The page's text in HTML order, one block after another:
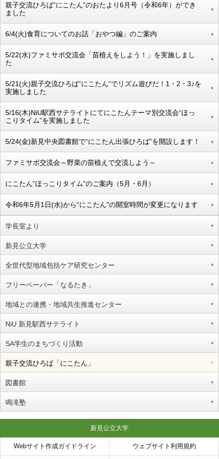
学長室より
新見公立大学
全世代型地域包括ケア研究センター
フリーペーパー「なるたき」
地域との連携・地域共生推進センター
NiU 新見駅西サテライト
SA学生のまちづくり活動
親子交流ひろば「にこたん」
図書館
鳴滝塾
親子交流ひろば“にこたん”のおたより6月号（令和6年）ができ
ました
6/4(火)食育についてのお話「おやつ編」のご案内
5/22(水)ファミサポ交流会「苗植えをしよう！」を実施しまし
た
5/21(火)親子交流ひろば“にこたん”でリズム遊びだ！1・2・3♪を
実施しました
5/16(木)NiU駅西サテライトにてにこたんテーマ別交流会“ほっ
こりタイム”を実施しました
5/24(金)新見中央図書館で“にこたん出張ひろば”を開設します！
ファミサポ交流会～野菜の苗植えで交流しよう～
にこたん“ほっこりタイム”のご案内（5月・6月）
令和6年5月1日(水)から“にこたん”の開室時間が変更になります
新見公立大学
Webサイト作成ガイドライン ウェブサイト利用規約